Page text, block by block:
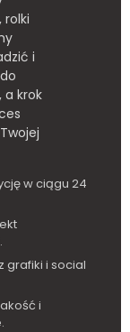
i
a krok
w ciągu 24
grafiki i social
i